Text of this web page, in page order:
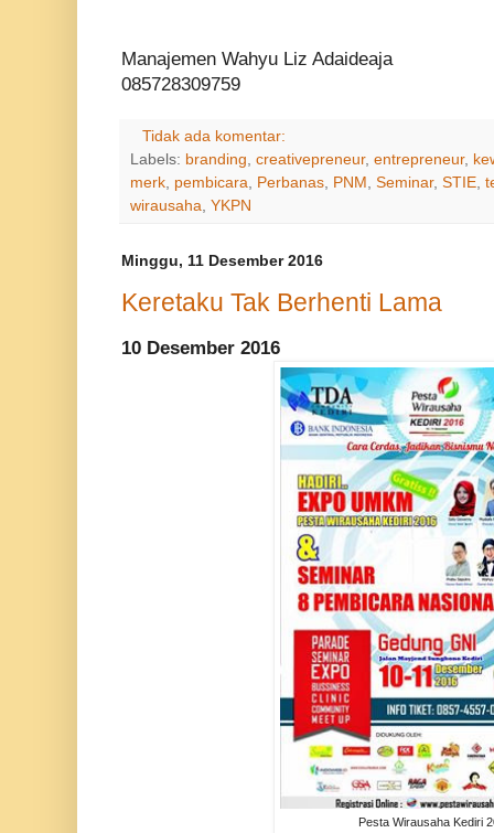
Manajemen Wahyu Liz Adaideaja
085728309759
Tidak ada komentar:
Labels: branding, creativepreneur, entrepreneur,
merk, pembicara, Perbanas, PNM , Seminar, STIE,
wirausaha, YKPN
Minggu, 11 Desember 2016
Keretaku Tak Berhenti Lama
10 Desember 2016
Pesta Wirausaha Kediri